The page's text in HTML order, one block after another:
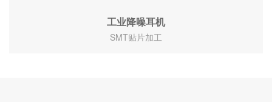
工业降噪耳机
SMT贴片加工